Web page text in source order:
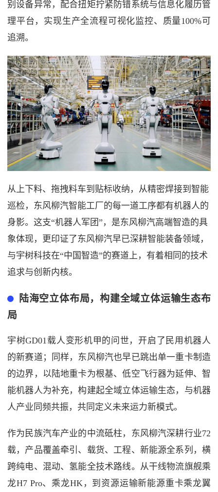
别设备异常，配合扭矩拧紧防错系统与信息化履历管
理平台，实现生产全流程可视化监控、质量100%可
追溯。
从上下料、拖拽料车到贴标收纳，从精密焊接到智能
巡检，东风柳汽智能工厂的每一道工序都有机器人的
身影。这支“机器人军团”，是东风柳汽高端智造的具
象体现，更印证了东风柳汽早已深耕智能装备领域，
与宇树科技在“中国智造”的赛道上，有着相同的技术
追求与创新内核。
陆海空立体布局，构建全域立体运输生态布
局
宇树GD01载人变形机甲的问世，开启了民用机器人
的新赛道；同样，东风柳汽也早已跳出单一重卡制造
的边界，以陆地重卡为根基、低空飞行器为延伸、智
能机器人为补充，构建起全域立体运输生态，与机器
人产业同频共振，共同定义未来运力新模式。
作为民族汽车产业的中流砥柱，东风柳汽深耕行业72
载，产品覆盖牵引、载货、工程、新能源全系列，横
跨纯电、混动、氢能全技术路线。从干线物流旗舰乘
龙H7 Pro、乘龙HK，到资源运输新能源重卡乘龙翼